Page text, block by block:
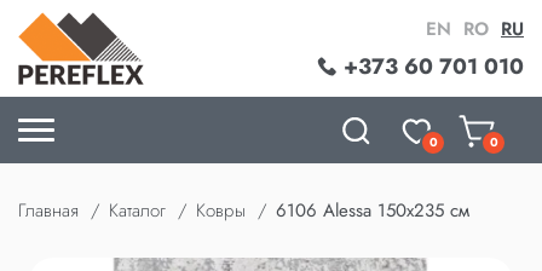
+373 60 701 010
EN RO RU
0 0
Главная Каталог Ковры 6106 Alessa 150x235 см